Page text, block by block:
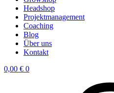
Headshop
Projektmanagement
Coaching
Blog
Über uns
Kontakt
0,00 € 0